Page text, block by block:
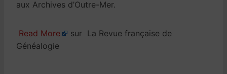
aux Archives d’Outre-Mer.
Read More
sur La Revue française de
Généalogie